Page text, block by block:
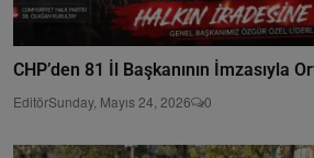
CHP’den 81 İl Başkanının İmzasıyla
EditörSunday, Mayıs 24, 2026 0